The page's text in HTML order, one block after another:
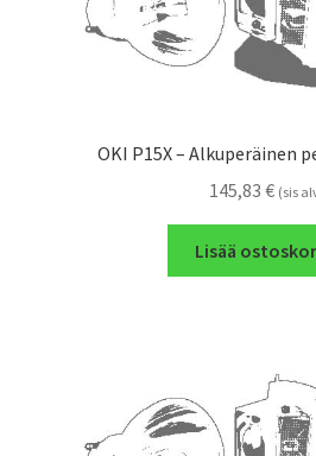
OKI P15X – Alkuperäinen
145,83 € (sis
Lisää